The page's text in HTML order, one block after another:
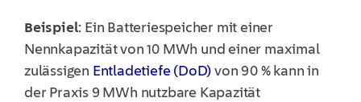
Beispiel: Ein Batteriespeicher mit einer
Nennkapazität von 10 MWh und einer maximal
zulässigen Entladetiefe (DoD)von 90% kann in
der Praxis 9 MWh nutzbare Kapazität